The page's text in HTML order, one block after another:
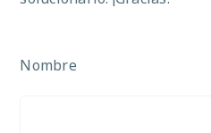
Nombre